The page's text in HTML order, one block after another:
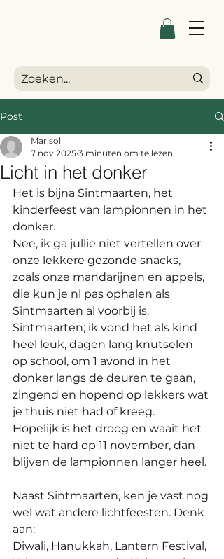
Post
Licht in het donker
Marisol
7 nov 2025 3 minuten om te lezen
Het is bijna Sintmaarten, het
kinderfeest van lampionnen in het
donker.
Nee, ik ga jullie niet vertellen over
onze lekkere gezonde snacks,
zoals onze mandarijnen en appels,
die kun je nl pas ophalen als
Sintmaarten al voorbij is.
Sintmaarten; ik vond het als kind
heel leuk, dagen lang knutselen
op school, om 1 avond in het
donker langs de deuren te gaan,
zingend en hopend op lekkers wat
je thuis niet had of kreeg.
Hopelijk is het droog en waait het
niet te hard op 11 november, dan
blijven de lampionnen langer heel.
Naast Sintmaarten, ken je vast nog
wel wat andere lichtfeesten. Denk
aan:
Diwali, Hanukkah, Lantern Festival,